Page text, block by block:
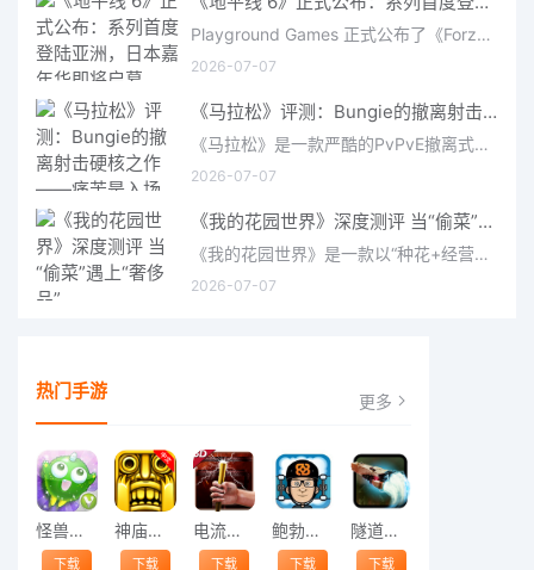
Playground Games 正式公布了《Forza Horizon 6》，这次备受赞誉的地平线嘉年华将首次驶入亚洲，落户日本。玩家
2026-07-07
《马拉松》评测：Bungie的撤离射击硬核之作——痛苦是入场券，回报是顶级的
《马拉松》是一款严酷的PvPvE撤离式射击游戏，现已登陆PS5、Xbox Series X/S和PC。它继承了Bungie上世纪90年
2026-07-07
《我的花园世界》深度测评 当“偷菜”遇上“奢侈品”
《我的花园世界》是一款以“种花+经营+社交”为核心的模拟经营类手游。游戏将玩家置于一个古风花园环境中，扮
2026-07-07
热门手游 更多
怪兽跳跃
下载
神庙逃亡中文版
下载
电流急急棒
下载
鲍勃的梦境
下载
隧道逃脱
下载